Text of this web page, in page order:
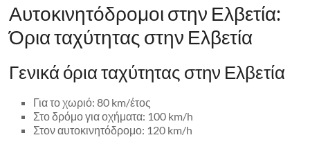
Αυτοκινητόδρομοι στην Ελβετία:
Όρια ταχύτητας στην Ελβετία
Γενικά όρια ταχύτητας στην Ελβετία
Για το χωριό: 80 km/έτος
Στο δρόμο για οχήματα: 100 km/h
Στον αυτοκινητόδρομο: 120 km/h